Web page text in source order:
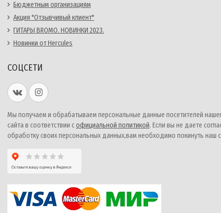
Бюджетным организациям
Акция "Отзывчивый клиент"
ГИТАРЫ BROMO. НОВИНКИ 2023.
Новинки от Hercules
СОЦСЕТИ
Мы получаем и обрабатываем персональные данные посетителей
сайта в соответствии софициальной политикой. Если вы не даете
обработку своих персональных данных,вам необходимо покинуть наш